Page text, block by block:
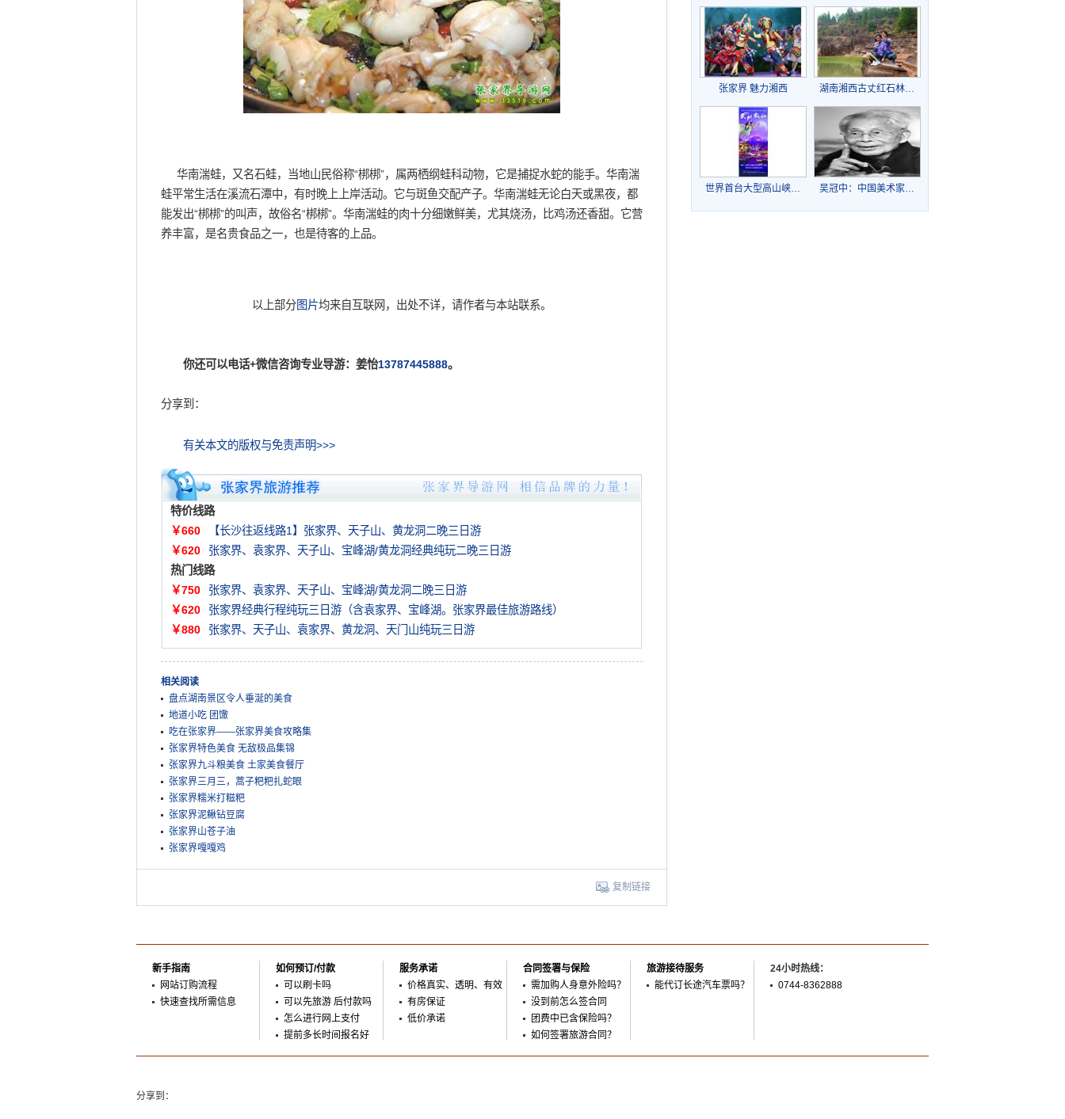
华南湍蛙，又名石蛙，当地山民俗称“梆梆”，属两栖纲蛙科动物，它是捕捉水蛇的能手。华南湍
蛙平常生活在溪流石潭中，有时晚上上岸活动。它与斑鱼交配产子。华南湍蛙无论白天或黑夜，都
能发出“梆梆”的叫声，故俗名“梆梆”。华南湍蛙的肉十分细嫩鲜美，尤其烧汤，比鸡汤还香甜。它营
养丰富，是名贵食品之一，也是待客的上品。
以上部分图片均来自互联网，出处不详，请作者与本站联系。
你还可以电话+微信咨询专业导游：姜怡13787445888。
分享到：
有关本文的版权与免责声明>>>
特价线路
￥660
【长沙往返线路1】张家界、天子山、黄龙洞二晚三日游
￥620
张家界、袁家界、天子山、宝峰湖/黄龙洞经典纯玩二晚三日游
热门线路
￥750
张家界、袁家界、天子山、宝峰湖/黄龙洞二晚三日游
￥620
张家界经典行程纯玩三日游（含袁家界、宝峰湖。张家界最佳旅游路线）
￥880
张家界、天子山、袁家界、黄龙洞、天门山纯玩三日游
相关阅读
盘点湖南景区令人垂涎的美食
地道小吃 团馓
吃在张家界——张家界美食攻略集
张家界特色美食 无敌极品集锦
张家界九斗粮美食 土家美食餐厅
张家界三月三，蒿子粑粑扎蛇眼
张家界糯米打糍粑
张家界泥鳅钻豆腐
张家界山苍子油
张家界嘎嘎鸡
复制链接
张家界 魅力湘西 湖南湘西古丈红石林…
世界首台大型高山峡… 吴冠中：中国美术家…
新手指南
网站订购流程
快速查找所需信息
如何预订/付款
可以刷卡吗
可以先旅游 后付款吗
怎么进行网上支付
提前多长时间报名好
服务承诺
价格真实、透明、有效
有房保证
低价承诺
合同签署与保险
需加购人身意外险吗？
没到前怎么签合同
团费中已含保险吗？
如何签署旅游合同？
旅游接待服务
能代订长途汽车票吗？
24小时热线：
0744-8362888
分享到：